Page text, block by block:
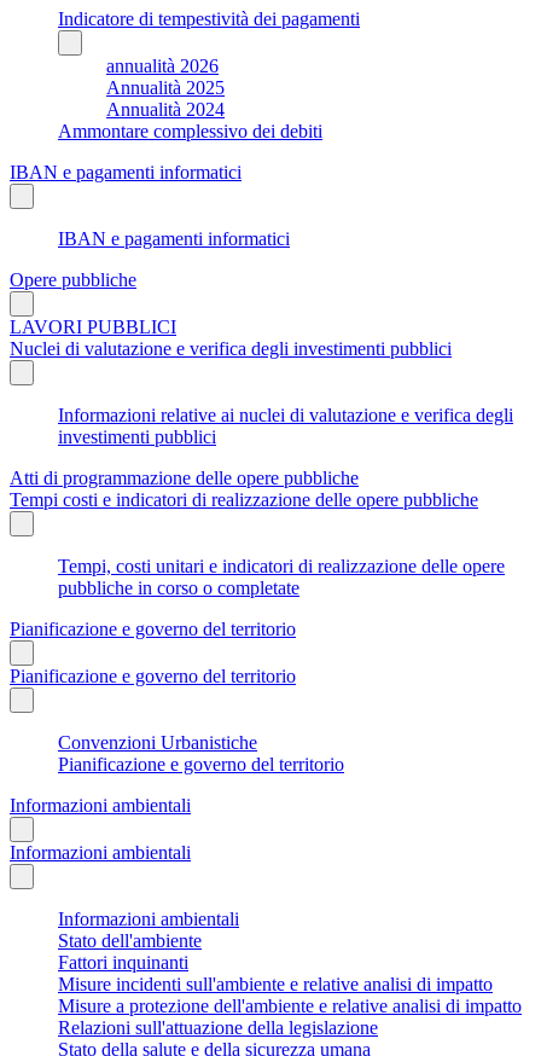
Indicatore di tempestività dei pagamenti
annualità 2026
Annualità 2025
Annualità 2024
Ammontare complessivo dei debiti
IBAN e pagamenti informatici
IBAN e pagamenti informatici
Opere pubbliche
LAVORI PUBBLICI
Nuclei di valutazione e verifica degli investimenti pubblici
Informazioni relative ai nuclei di valutazione e verifica degli
investimenti pubblici
Atti di programmazione delle opere pubbliche
Tempi costi e indicatori di realizzazione delle opere pubbliche
Tempi, costi unitari e indicatori di realizzazione delle opere
pubbliche in corso o completate
Pianificazione e governo del territorio
Pianificazione e governo del territorio
Convenzioni Urbanistiche
Pianificazione e governo del territorio
Informazioni ambientali
Informazioni ambientali
Informazioni ambientali
Stato dell'ambiente
Fattori inquinanti
Misure incidenti sull'ambiente e relative analisi di impatto
Misure a protezione dell'ambiente e relative analisi di impatto
Relazioni sull'attuazione della legislazione
Stato della salute e della sicurezza umana